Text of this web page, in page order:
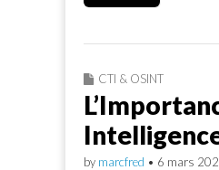
CTI & OSINT
by marcfred • 6 mars